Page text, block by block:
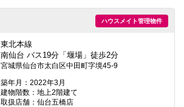
ハウスメイト管理物件
東北本線
南仙台 バス19分「堰場」徒歩2分
宮城県仙台市太白区中田町字境45-9
築年月：2022年3月
建物階数：地上2階建て
取扱店舗：仙台五橋店